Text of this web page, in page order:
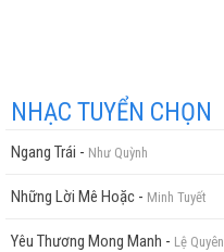
NHẠC TUYỂN CHỌN
Ngang Trái - Như Quỳnh
Những Lời Mê Hoặc - Minh Tuyết
Yêu Thương Mong Manh - Lệ Quyên